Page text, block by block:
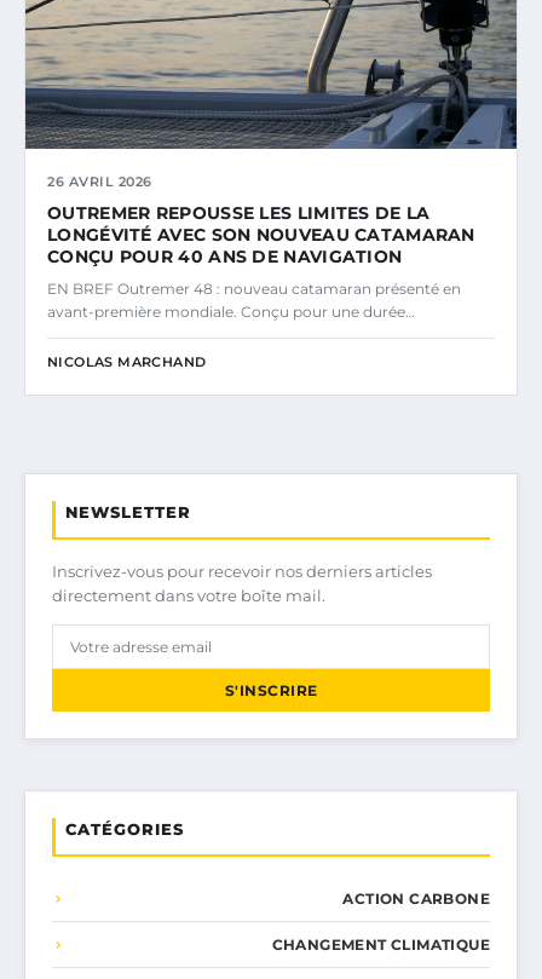
26 AVRIL 2026
OUTREMER REPOUSSE LES LIMITES DE LA
LONGÉVITÉ AVEC SON NOUVEAU CATAMARAN
CONÇU POUR 40 ANS DE NAVIGATION
EN BREF Outremer 48 : nouveau catamaran présenté en
avant-première mondiale. Conçu pour une durée…
NICOLAS MARCHAND
NEWSLETTER
Inscrivez-vous pour recevoir nos derniers articles
directement dans votre boîte mail.
S'INSCRIRE
CATÉGORIES
ACTION CARBONE
CHANGEMENT CLIMATIQUE